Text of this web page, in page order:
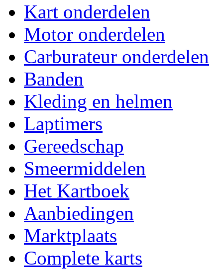
Kart onderdelen
Motor onderdelen
Carburateur onderdelen
Banden
Kleding en helmen
Laptimers
Gereedschap
Smeermiddelen
Het Kartboek
Aanbiedingen
Marktplaats
Complete karts